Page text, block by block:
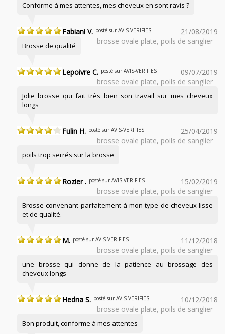
Conforme à mes attentes, mes cheveux en sont ravis ?
Fabiani V. posté sur AVIS-VERIFIES
21/08/2019
brosse ovale plate, poils de sanglier
Brosse de qualité
Lepoivre C. posté sur AVIS-VERIFIES
09/07/2019
brosse ovale plate, poils de sanglier
Jolie brosse qui fait très bien son travail sur mes cheveux
longs
Fulin H. posté sur AVIS-VERIFIES
25/04/2019
brosse ovale plate, poils de sanglier
poils trop serrés sur la brosse
Rozier . posté sur AVIS-VERIFIES
15/02/2019
brosse ovale plate, poils de sanglier
Brosse convenant parfaitement à mon type de cheveux lisse
et de qualité.
M. posté sur AVIS-VERIFIES
11/12/2018
brosse ovale plate, poils de sanglier
une brosse qui donne de la patience au brossage des
cheveux longs
Hedna S. posté sur AVIS-VERIFIES
10/12/2018
brosse ovale plate, poils de sanglier
Bon produit, conforme à mes attentes